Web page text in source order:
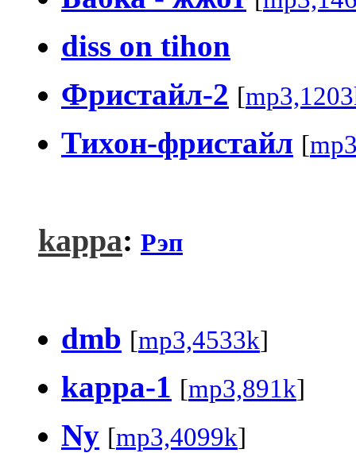
diss on tihon
Фристайл-2 [
Тихон-фристайл [
kappa: Рэп
dmb [mp3,4533k]
kappa-1 [mp3,891k]
Ny [mp3,4099k]